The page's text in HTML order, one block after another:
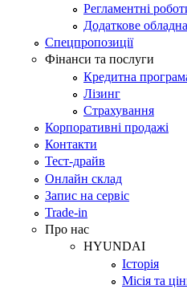
Регламентні
Додаткове
Спецпропозиції
Фінанси та послуги
Кредитна
Лізинг
Страхування
Корпоративні продажі
Контакти
Тест-драйв
Онлайн склад
Запис на сервіс
Trade-in
Про нас
HYUNDAI
Історія
Місія та